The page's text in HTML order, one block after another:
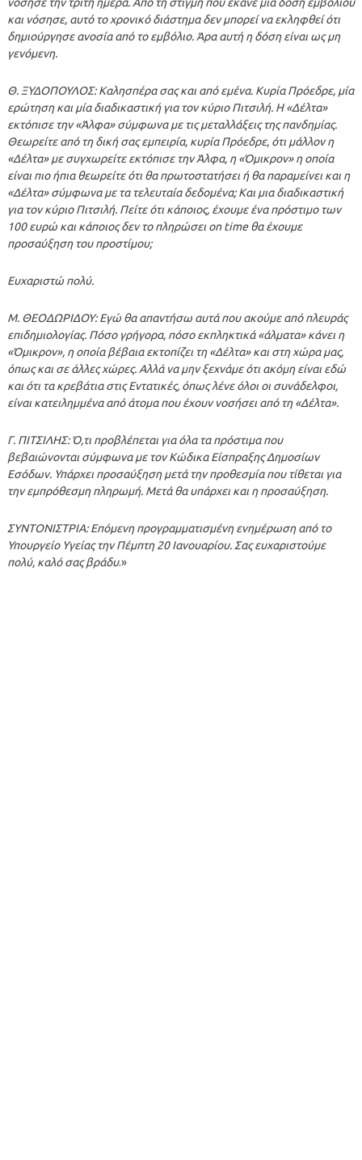
και νόσησε, αυτό το χρονικό διάστημα δεν μπορεί να εκληφθεί ότι
δημιούργησε ανοσία από το εμβόλιο. Άρα αυτή η δόση είναι ως μη
γενόμενη.
Θ. ΞΥΔΟΠΟΥΛΟΣ: Καλησπέρα σας και από εμένα. Κυρία Πρόεδρε, μία
ερώτηση και μία διαδικαστική για τον κύριο Πιτσιλή. Η «Δέλτα»
εκτόπισε την «Άλφα» σύμφωνα με τις μεταλλάξεις της πανδημίας.
Θεωρείτε από τη δική σας εμπειρία, κυρία Πρόεδρε, ότι μάλλον η
«Δέλτα» με συγχωρείτε εκτόπισε την Άλφα, η «Όμικρον» η οποία
είναι πιο ήπια θεωρείτε ότι θα πρωτοστατήσει ή θα παραμείνει και η
«Δέλτα» σύμφωνα με τα τελευταία δεδομένα; Και μια διαδικαστική
για τον κύριο Πιτσιλή. Πείτε ότι κάποιος, έχουμε ένα πρόστιμο των
100 ευρώ και κάποιος δεν το πληρώσει on time θα έχουμε
προσαύξηση του προστίμου;
Ευχαριστώ πολύ.
Μ. ΘΕΟΔΩΡΙΔΟΥ: Εγώ θα απαντήσω αυτά που ακούμε από πλευράς
επιδημιολογίας. Πόσο γρήγορα, πόσο εκπληκτικά «άλματα» κάνει η
«Όμικρον», η οποία βέβαια εκτοπίζει τη «Δέλτα» και στη χώρα μας,
όπως και σε άλλες χώρες. Αλλά να μην ξεχνάμε ότι ακόμη είναι εδώ
και ότι τα κρεβάτια στις Εντατικές, όπως λένε όλοι οι συνάδελφοι,
είναι κατειλημμένα από άτομα που έχουν νοσήσει από τη «Δέλτα».
Γ. ΠΙΤΣΙΛΗΣ: Ό,τι προβλέπεται για όλα τα πρόστιμα που
βεβαιώνονται σύμφωνα με τον Κώδικα Είσπραξης Δημοσίων
Εσόδων. Υπάρχει προσαύξηση μετά την προθεσμία που τίθεται για
την εμπρόθεσμη πληρωμή. Μετά θα υπάρχει και η προσαύξηση.
ΣΥΝΤΟΝΙΣΤΡΙΑ: Επόμενη προγραμματισμένη ενημέρωση από το
Υπουργείο Υγείας την Πέμπτη 20 Ιανουαρίου. Σας ευχαριστούμε
πολύ, καλό σας βράδυ.»